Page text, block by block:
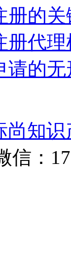
册的
册代
请的
尚知
信：